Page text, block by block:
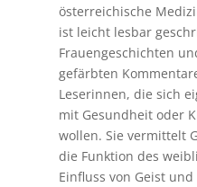
österreichische
ist leicht lesbar
Frauengeschichten
gefärbten
Leserinnen, die sich
mit Gesundheit oder
wollen. Sie vermittelt
die Funktion des
Einfluss von Geist und